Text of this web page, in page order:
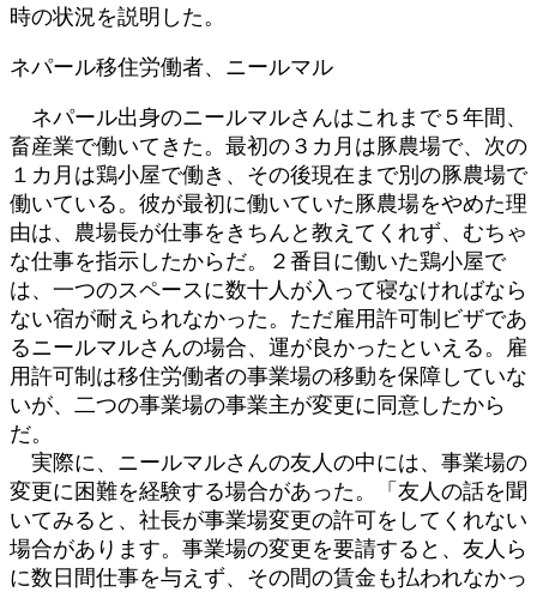
時の状況を説明した。
ネパール移住労働者、ニールマル
ネパール出身のニールマルさんはこれまで５年間、
畜産業で働いてきた。最初の３カ月は豚農場で、次の
１カ月は鶏小屋で働き、その後現在まで別の豚農場で
働いている。彼が最初に働いていた豚農場をやめた理
由は、農場長が仕事をきちんと教えてくれず、むちゃ
な仕事を指示したからだ。２番目に働いた鶏小屋で
は、一つのスペースに数十人が入って寝なければなら
ない宿が耐えられなかった。ただ雇用許可制ビザであ
るニールマルさんの場合、運が良かったといえる。雇
用許可制は移住労働者の事業場の移動を保障していな
いが、二つの事業場の事業主が変更に同意したから
だ。
実際に、ニールマルさんの友人の中には、事業場の
変更に困難を経験する場合があった。「友人の話を聞
いてみると、社長が事業場変更の許可をしてくれない
場合があります。事業場の変更を要請すると、友人ら
に数日間仕事を与えず、その間の賃金も払われなかっ